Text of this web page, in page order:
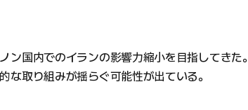
ン国内でのイランの影響力縮小を目指してきた。
な取り組みが揺らぐ可能性が出ている。